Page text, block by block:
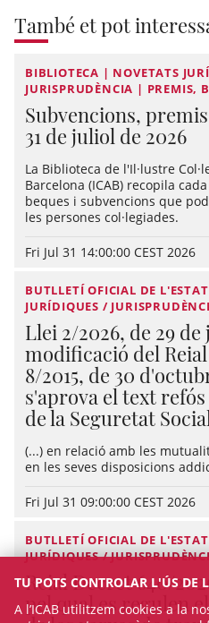
També et pot
BIBLIOTECA | NOVETATS
JURISPRUDÈNCIA | PREMIS,
Subvencions,
31 de juliol de 2026
La Biblioteca de l'Il·lustre
Barcelona (ICAB) recopila
beques i subvencions que
les persones col·legiades.
Fri Jul 31 14:00:00 CEST 2026
BUTLLETÍ OFICIAL DE
JURÍDIQUES /
Llei 2/2026, de 29
modificació del
8/2015, de 30
s'aprova el text
de la Seguretat
(...) en relació amb les
en les seves disposicions
Fri Jul 31 09:00:00 CEST 2026
BUTLLETÍ OFICIAL DE
JURÍDIQUES /
Reial Decret 640/
pel qual es regulen
TU POTS CONTROLAR L'ÚS DE
A l’ICAB utilitzem cookies a la